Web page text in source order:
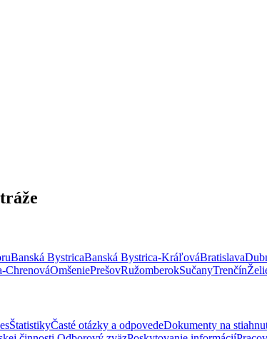
Banská BystricaBanská Bystrica-KráľováBratislava
ChrenováOmšeniePrešovRužomberokSučanyTrenčín
ŠtatistikyČasté otázky a odpovedeDokumenty na